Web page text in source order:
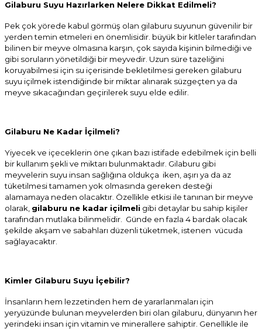
Gilaburu Suyu Hazırlarken Nelere Dikkat Edilmeli?
Pek çok yörede kabul görmüş olan gilaburu suyunun güvenilir bir
yerden temin etmeleri en önemlisidir. büyük bir kitleler tarafından
bilinen bir meyve olmasına karşın, çok sayıda kişinin bilmediği ve
gibi soruların yönetildiği bir meyvedir. Uzun süre tazeliğini
koruyabilmesi için su içerisinde bekletilmesi gereken gilaburu
suyu içilmek istendiğinde bir miktar alınarak süzgeçten ya da
meyve sıkacağından geçirilerek suyu elde edilir.
Gilaburu Ne Kadar İçilmeli?
Yiyecek ve içeceklerin öne çıkan bazı istifade edebilmek için belli
bir kullanım şekli ve miktarı bulunmaktadır. Gilaburu gibi
meyvelerin suyu insan sağlığına oldukça iken, aşırı ya da az
tüketilmesi tamamen yok olmasında gereken desteği
alamamaya neden olacaktır. Özellikle etkisi ile tanınan bir meyve
olarak, gilaburu ne kadar içilmeligibi detaylar bu sahip kişiler
tarafından mutlaka bilinmelidir. Günde en fazla 4 bardak olacak
şekilde akşam ve sabahları düzenli tüketmek, istenen vücuda
sağlayacaktır.
Kimler Gilaburu Suyu İçebilir?
İnsanların hem lezzetinden hem de yararlanmaları için
yeryüzünde bulunan meyvelerden biri olan gilaburu, dünyanın her
yerindeki insan için vitamin ve minerallere sahiptir. Genellikle ile